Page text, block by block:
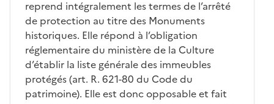
reprend intégralement les termes de l’arrêté
de protection au titre des Monuments
historiques. Elle répond à l’obligation
réglementaire du ministère de la Culture
d’établir la liste générale des immeubles
protégés (art. R. 621-80 du Code du
patrimoine). Elle est donc opposable et fait